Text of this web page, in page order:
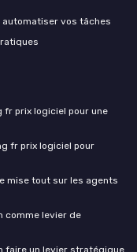
vos tâches
prix logiciel pour une
fr prix logiciel pour
mise tout sur les agents
comme levier de
faire un levier stratégique